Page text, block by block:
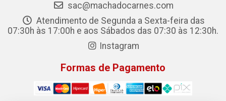
sac@machadocarnes.com
Atendimento de Segunda a Sexta-feira das
07:30h às 17:00h e aos Sábados das 07:30 às 12:30h.
Instagram
Formas de Pagamento